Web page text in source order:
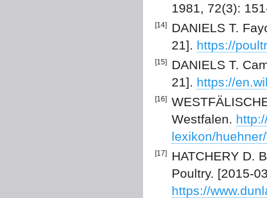
1981, 72(3):
[14]
DANIELS T.
21]. https://
[15]
DANIELS T.
21]. https://
[16]
Westfalen.
lexikon/
[17]
HATCHERY D.
Poultry. [2015-
https://